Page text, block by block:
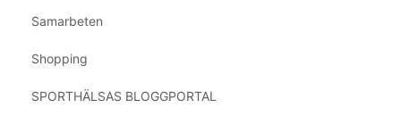
Samarbeten
Shopping
SPORTHÄLSAS BLOGGPORTAL